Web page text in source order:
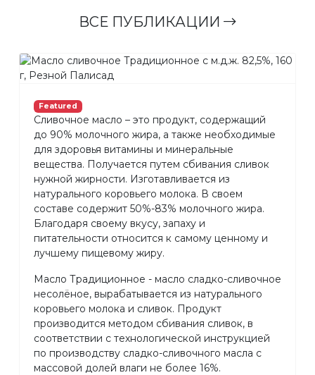
ВСЕ ПУБЛИКАЦИИ
Featured
Сливочное масло – это продукт, содержащий
до 90% молочного жира, а также необходимые
для здоровья витамины и минеральные
вещества. Получается путем сбивания сливок
нужной жирности. Изготавливается из
натурального коровьего молока. В своем
составе содержит 50%-83% молочного жира.
Благодаря своему вкусу, запаху и
питательности относится к самому ценному и
лучшему пищевому жиру.
Масло Традиционное - масло сладко-сливочное
несолёное, вырабатывается из натурального
коровьего молока и сливок. Продукт
производится методом сбивания сливок, в
соответствии с технологической инструкцией
по производству сладко-сливочного масла с
массовой долей влаги не более 16%.